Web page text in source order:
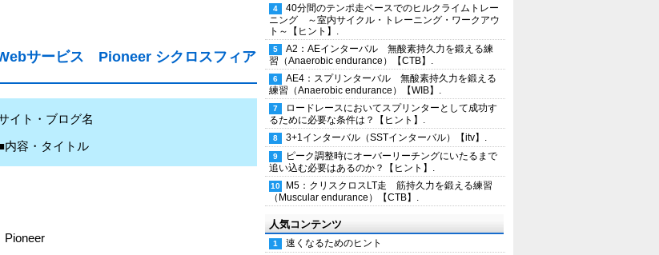
サービス Pioneer シクロスフィア
イト・ブログ名
内容・タイトル
Pioneer
40分間のテンポ走ペースでのヒルクライムトレー
ニング ～室内サイクル・トレーニング・ワークアウ
ト～【ヒント】.
A2：AEインターバル 無酸素持久力を鍛える練
習（Anaerobic endurance）【CTB】.
AE4：スプリンターバル 無酸素持久力を鍛える
練習（Anaerobic endurance）【WIB】.
ロードレースにおいてスプリンターとして成功す
るために必要な条件は？【ヒント】.
3+1インターバル（SSTインターバル）【itv】.
ピーク調整時にオーバーリーチングにいたるまで
追い込む必要はあるのか？【ヒント】.
M5：クリスクロスLT走 筋持久力を鍛える練習
（Muscular endurance）【CTB】.
人気コンテンツ
速くなるためのヒント